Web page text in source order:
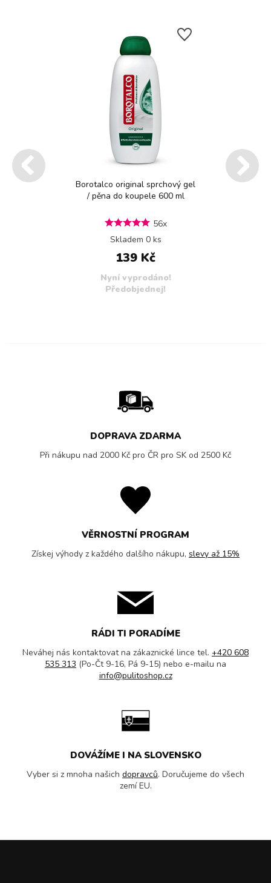
Borotalco original sprchový gel
/ pěna do koupele 600 ml
56x
Skladem 0 ks
139 Kč
Nyní vyprodáno!
Předobjednej!
DOPRAVA ZDARMA
Při nákupu nad 2000 Kč pro ČR pro SK od 2500 Kč
VĚRNOSTNÍ PROGRAM
Získej výhody z každého dalšího nákupu, slevy až 15%
RÁDI TI PORADÍME
Neváhej nás kontaktovat na zákaznické lince tel. +420 608
535 313 (Po-Čt 9-16, Pá 9-15) nebo e-mailu na
info@pulitoshop.cz
DOVÁŽÍME I NA SLOVENSKO
Vyber si z mnoha našich dopravců. Doručujeme do všech
zemí EU.